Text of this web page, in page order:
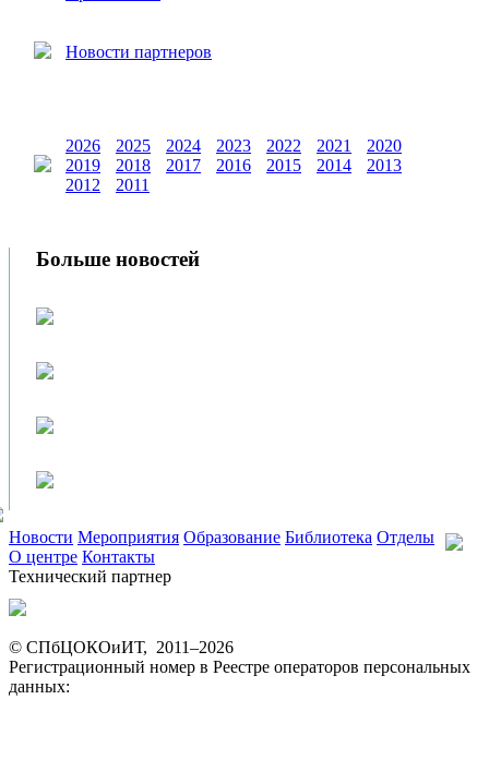
Новости партнеров
2026 2025 2024 2023 2022 2021
2020
2019
2018 2017 2016 2015 2014
2013
2012
2011
Больше новостей
Новости Мероприятия Образование Библиотека Отделы
О центре Контакты
Технический партнер
© СПбЦОКОиИТ, 2011–2026
Регистрационный номер в Реестре операторов персональных
данных: